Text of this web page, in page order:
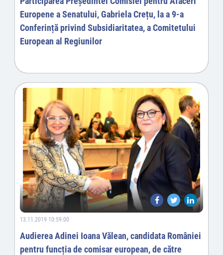
Europene a Senatului, Gabriela Crețu, la a 9-a
Conferință privind Subsidiaritatea, a Comitetului
European al Regiunilor
13.11.2019 10:59:00
Audierea Adinei Ioana Vălean, candidata României
pentru funcția de comisar european, de către